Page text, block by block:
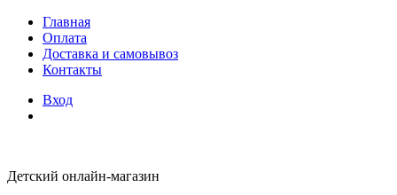
Главная
Оплата
Доставка и самовывоз
Контакты
Вход
Детский онлайн-магазин